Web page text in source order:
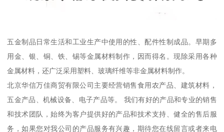
五金制品日常生活和工业生产中使用的性、配件性制成品。早期多
用金、银、铜、铁、锡等金属材料制作，因而得名。现除采用各种
金属材料，还广泛采用塑料、玻璃纤维等非金属材料制作。
北京华信万佳商贸有限公司主要经营销售食用农产品、建筑材料，
五金产品、机械设备、电子产品等。 我们有好的产品和专业的销售
和技术团队，始终为客户提供好的产品和技术支持、健全的售后服
务，如果您对我公司的产品服务有兴趣，期待您在线留言或者来电